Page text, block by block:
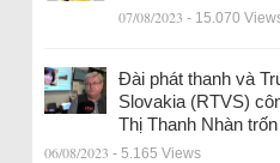
07/08/2023 - 15.070
Đài phát thanh và
Slovakia (RTVS)
Thị Thanh Nhàn
06/08/2023 - 5.165 Views